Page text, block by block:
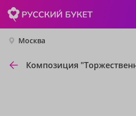
Москва
Композиция